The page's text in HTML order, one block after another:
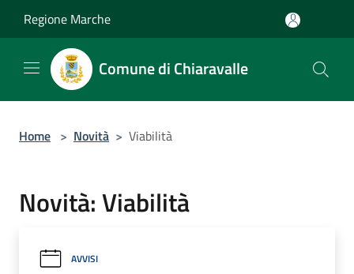
Regione Marche
Comune di Chiaravalle
Home > Novità > Viabilità
Novità: Viabilità
AVVISI